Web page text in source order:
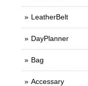
LeatherBelt
DayPlanner
Bag
Accessary